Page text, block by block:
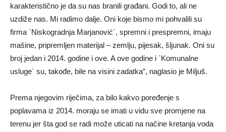
karakteristično je da su nas branili građani. Godi to, ali ne
uzdiže nas. Mi radimo dalje. Oni koje bismo mi pohvalili su
firma `Niskogradnja Marjanović`, spremni i prespremni, imaju
mašine, pripremljen materijal – zemlju, pijesak, šljunak. Oni su
broj jedan i 2014. godine i ove. A ove godine i `Komunalne
usluge` su, takođe, bile na visini zadatka”, naglasio je Miljuš.
Prema njegovim riječima, za bilo kakvo poređenje s
poplavama iz 2014. moraju se imati u vidu sve promjene na
terenu jer šta god se radi može uticati na načine kretanja voda